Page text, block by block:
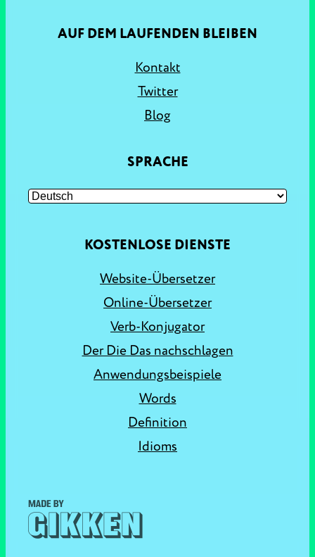
AUF DEM LAUFENDEN BLEIBEN
Kontakt
Twitter
Blog
SPRACHE
KOSTENLOSE DIENSTE
Website-Übersetzer
Online-Übersetzer
Verb-Konjugator
Der Die Das nachschlagen
Anwendungsbeispiele
Words
Definition
Idioms